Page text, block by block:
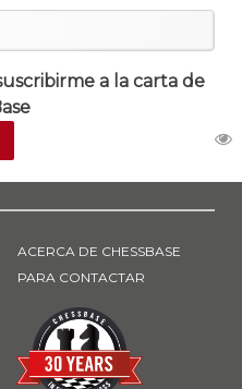
a la carta de
ACERCA DE CHESSBASE
PARA CONTACTAR